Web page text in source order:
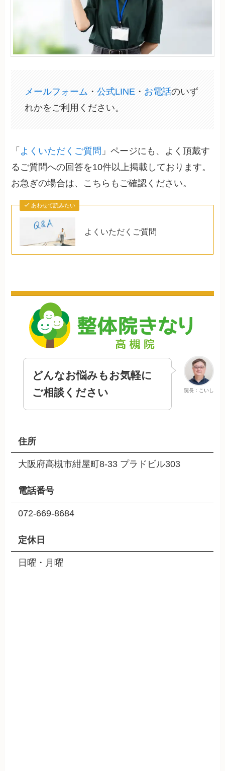
メールフォーム ・公式LINE ・ お電話のいず
れかをご利用ください。
「 よくいただくご質問 」ページにも、よく頂戴す
るご質問への回答を10件以上掲載しております。
お急ぎの場合は、こちらもご確認ください。
あわせて読みたい
よくいただくご質問
院長：こいし
どんなお悩みもお気軽に
ご相談ください
住所
大阪府高槻市紺屋町8-33 プラドビル303
電話番号
072-669-8684
定休日
日曜・月曜